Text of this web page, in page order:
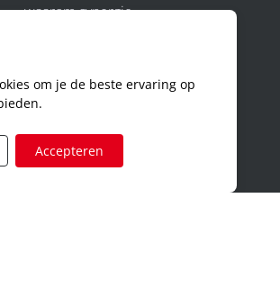
waarom synergie
buiten de werkuren
Jobcategorieën
om je de beste ervaring op
Accepteren